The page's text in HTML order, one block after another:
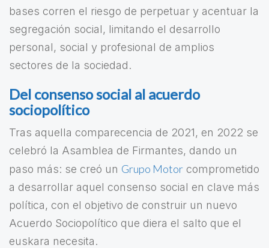
bases corren el riesgo de perpetuar y acentuar la
segregación social, limitando el desarrollo
personal, social y profesional de amplios
sectores de la sociedad.
Del consenso social al acuerdo
sociopolítico
Tras aquella comparecencia de 2021, en 2022 se
celebró la Asamblea de Firmantes, dando un
paso más: se creó un Grupo Motor comprometido
a desarrollar aquel consenso social en clave más
política, con el objetivo de construir un nuevo
Acuerdo Sociopolítico que diera el salto que el
euskara necesita.